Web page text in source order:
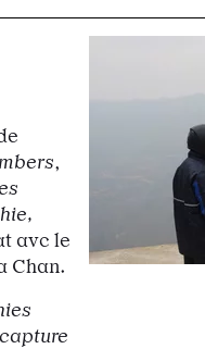
,
avc le
Chan.